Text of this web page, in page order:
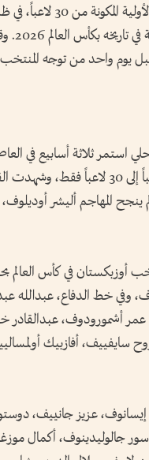
الأولى الإماراتي،
يوم واحد من توجه
ثلاثة أسابيع في
الأولية التي ضمت 40 لاعباً إلى
المهاجم أليشر أوديلوف،
أوزبكستان في كأس العالم
وفي خط الدفاع، عبدالله
أشمورودوف، عبدالقادر
سايفييف، أفازبيك
عزيز جانييف،
جالوليدينوف، أكمال